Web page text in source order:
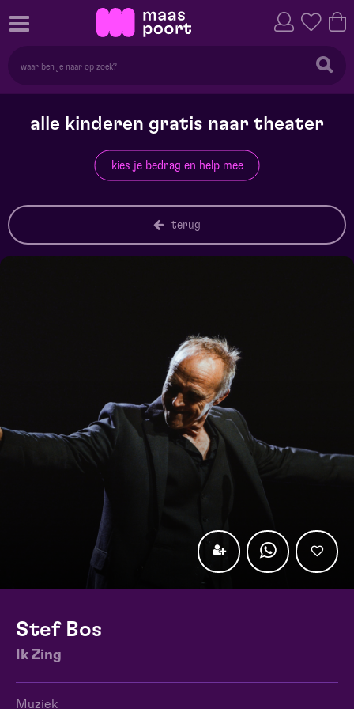
alle kinderen gratis naar theater
kies je bedrag en help mee
terug
Stef Bos
Ik Zing
Muziek